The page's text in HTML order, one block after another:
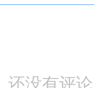
还没有评